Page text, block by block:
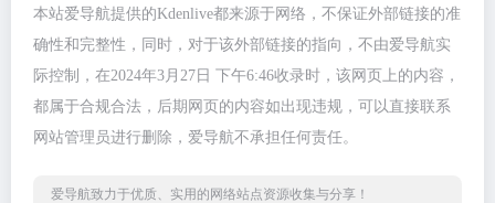
本站爱导航提供的Kdenlive都来源于网络，不保证外部链接的准
确性和完整性，同时，对于该外部链接的指向，不由爱导航实
际控制，在2024年3月27日 下午6:46收录时，该网页上的内容，
都属于合规合法，后期网页的内容如出现违规，可以直接联系
网站管理员进行删除，爱导航不承担任何责任。
爱导航致力于优质、实用的网络站点资源收集与分享！